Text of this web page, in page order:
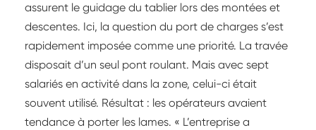
assurent le guidage du tablier lors des montées et
descentes. Ici, la question du port de charges s’est
rapidement imposée comme une priorité. La travée
disposait d’un seul pont roulant. Mais avec sept
salariés en activité dans la zone, celui-ci était
souvent utilisé. Résultat : les opérateurs avaient
tendance à porter les lames. « L’entreprise a